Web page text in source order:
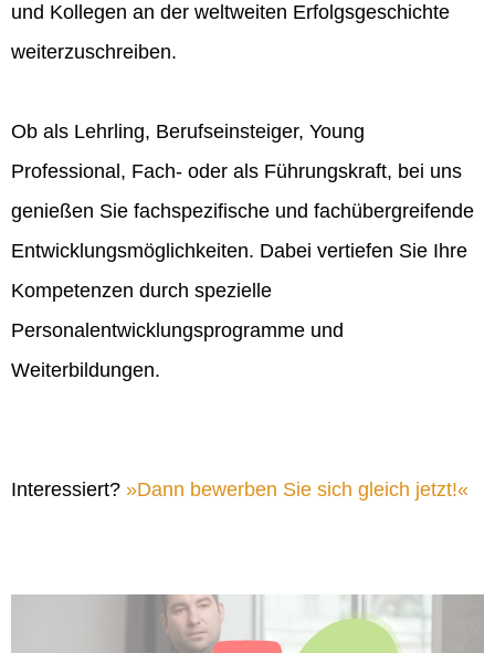
und Kollegen an der weltweiten Erfolgsgeschichte
weiterzuschreiben.
Ob als Lehrling, Berufseinsteiger, Young
Professional, Fach- oder als Führungskraft, bei uns
genießen Sie fachspezifische und fachübergreifende
Entwicklungsmöglichkeiten. Dabei vertiefen Sie Ihre
Kompetenzen durch spezielle
Personalentwicklungsprogramme und
Weiterbildungen.
Interessiert? Dann bewerben Sie sich gleich jetzt!